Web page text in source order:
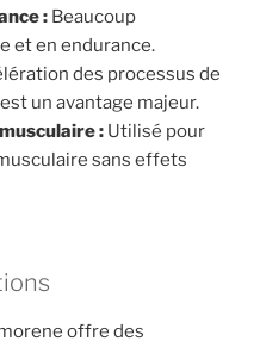
: Beaucoup
et en endurance.
des processus de
un avantage majeur.
: Utilisé pour
sans effets
offre des